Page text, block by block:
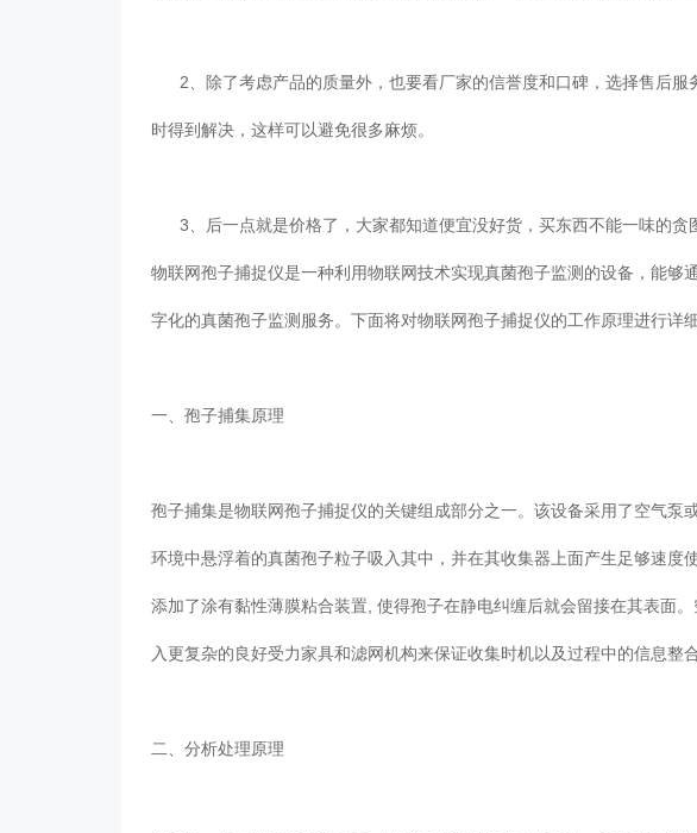
2、除了考虑产品的质量外，也要看厂家的信誉度和口碑，选择售后
时得到解决，这样可以避免很多麻烦。
3、后一点就是价格了，大家都知道便宜没好货，买东西不能一味的贪图小
物联网孢子捕捉仪是一种利用物联网技术实现真菌孢子监测的设备，能
字化的真菌孢子监测服务。下面将对物联网孢子捕捉仪的工作原理进行详细介
一、孢子捕集原理
孢子捕集是物联网孢子捕捉仪的关键组成部分之一。该设备采用了空气泵
环境中悬浮着的真菌孢子粒子吸入其中，并在其收集器上面产生足够速度
添加了涂有黏性薄膜粘合装置, 使得孢子在静电纠缠后就会留接在其表面
入更复杂的良好受力家具和滤网机构来保证收集时机以及过程中的信息整合
二、分析处理原理